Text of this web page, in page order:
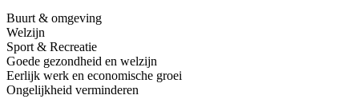
Buurt & omgeving
Welzijn
Sport & Recreatie
Goede gezondheid en welzijn
Eerlijk werk en economische groei
Ongelijkheid verminderen